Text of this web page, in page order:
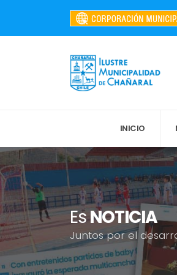
INICIO
EsNOTICIA
Juntos por el